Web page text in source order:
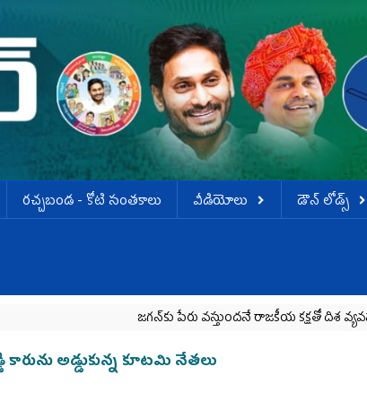
ర‌చ్చ‌బండ‌ - కోటి సంత‌కాలు వీడియోలు డౌన్ లోడ్స్
జగన్‌కు పేరు వస్తుందనే రాజకీయ కక్షతో దిశ వ్య‌వ‌స్థ‌ను రద్దు చేశారు
అడ్డుకున్న కూట‌మి నేత‌లు